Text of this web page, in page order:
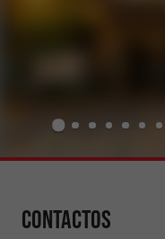
Contactos